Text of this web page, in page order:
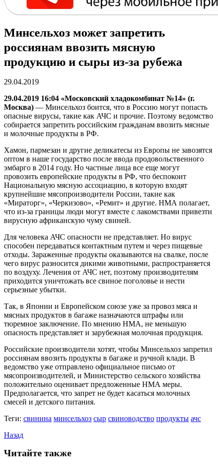
Минсельхоз может запретить
россиянам ввозить мясную
продукцию и сыры из-за рубежа
29.04.2019
29.04.2019 16:04 «Московский хладокомбинат №14» (г.
Москва) — Минсельхоз боится, что в Россию могут попасть
опасные вирусы, такие как АЧС и прочие. Поэтому ведомство
собирается запретить российским гражданам ввозить мясные
и молочные продукты в РФ.
Хамон, пармезан и другие деликатесы из Европы не завозятся
оптом в наше государство после ввода продовольственного
эмбарго в 2014 году. Но частные лица все еще могут
провозить европейские продукты в РФ, что беспокоит
Национальную мясную ассоциацию, в которую входят
крупнейшие мясопроизводители России, такие как
«Мираторг», «Черкизово», «Ремит» и другие. НМА полагает,
что из-за границы люди могут вместе с лакомствами привезти
вирусную африканскую чуму свиней.
Для человека АЧС опасности не представляет. Но вирус
способен передаваться контактным путем и через пищевые
отходы. Зараженные продукты оказываются на свалке, после
чего вирус разносится дикими животными, распространяется
по воздуху. Лечения от АЧС нет, поэтому производителям
приходится уничтожать все свиное поголовье и нести
серьезные убытки.
Так, в Японии и Европейском союзе уже за провоз мяса и
мясных продуктов в багаже назначаются штрафы или
тюремное заключение. По мнению НМА, не меньшую
опасность представляет и зарубежная молочная продукция.
Российские производители хотят, чтобы Минсельхоз запретил
россиянам ввозить продукты в багаже и ручной клади. В
ведомство уже отправлено официальное письмо от
мясопроизводителей, и Министерство сельского хозяйства
положительно оценивает предложенные НМА меры.
Предполагается, что запрет не будет касаться молочных
смесей и детского питания.
Теги: свинина минсельхоз сыр свиноводство продукты ачс
Назад
Читайте также